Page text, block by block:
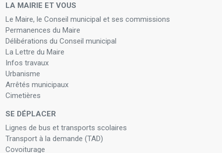
LA MAIRIE ET VOUS
Le Maire, le Conseil municipal et ses commissions
Permanences du Maire
Délibérations du Conseil municipal
La Lettre du Maire
Infos travaux
Urbanisme
Arrêtés municipaux
Cimetières
SE DÉPLACER
Lignes de bus et transports scolaires
Transport à la demande (TAD)
Covoiturage